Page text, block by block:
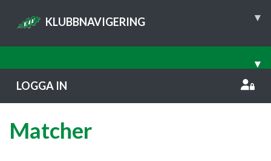
KLUBBNAVIGERING ▾
▾
LOGGA IN
Matcher